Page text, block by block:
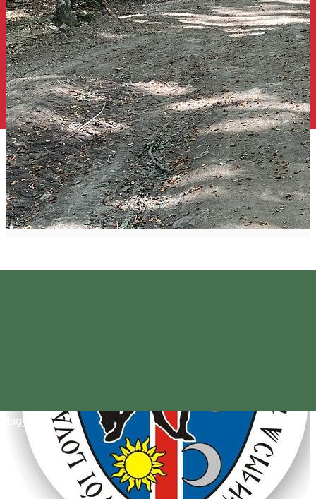
Magyar